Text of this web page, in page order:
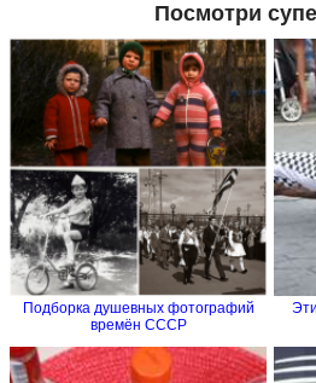
Посмотри
Подборка душевных фотографий
времён СССР